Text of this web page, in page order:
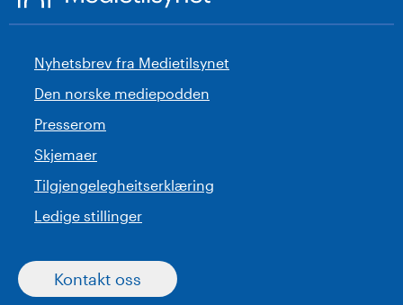
Nyhetsbrev fra Medietilsynet
Den norske mediepodden
Presserom
Skjemaer
Tilgjengelegheitserklæring
Ledige stillinger
Kontakt oss